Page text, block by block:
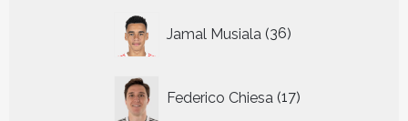
Jamal Musiala 36
producten
Federico Chiesa 17
producten